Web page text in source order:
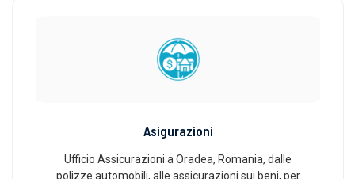
Asigurazioni
Ufficio Assicurazioni a Oradea, Romania, dalle
polizze automobili, alle assicurazioni sui beni, per